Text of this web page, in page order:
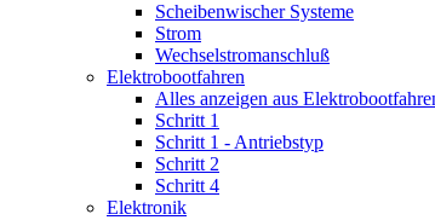
Scheibenwischer Systeme
Strom
Wechselstromanschluß
Elektrobootfahren
Alles anzeigen aus
Schritt 1
Schritt 1 - Antriebstyp
Schritt 2
Schritt 4
Elektronik